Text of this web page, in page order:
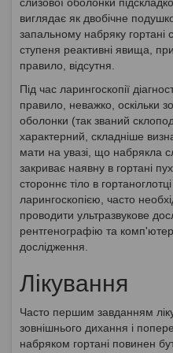
виглядає як двобічне
запальному набряку гортані
ступеня реактивні явища,
правило, відсутня.
Під час ларингоскопії
правило, неважко, оскільки
оболонки (так званий
характерний, складніше
мати на увазі, що набрякла
закриває наявну в гортані
стороннє тіло в
ларингоскопією, часто
проводити ультразвукове
рентгенографію та
дослідження.
Лікування
Часто першим завданням
зовнішнього дихання і
набряком гортані повинен